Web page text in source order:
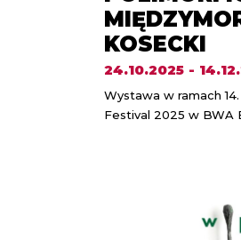
KOSECKI
24.10.2025 -
Wystawa w ramach
Festival 2025 w BWA